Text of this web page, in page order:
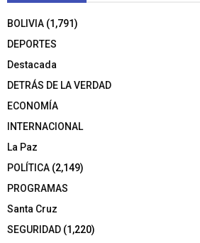
BOLIVIA (1,791)
DEPORTES
Destacada
DETRÁS DE LA VERDAD
ECONOMÍA
INTERNACIONAL
La Paz
POLÍTICA (2,149)
PROGRAMAS
Santa Cruz
SEGURIDAD (1,220)